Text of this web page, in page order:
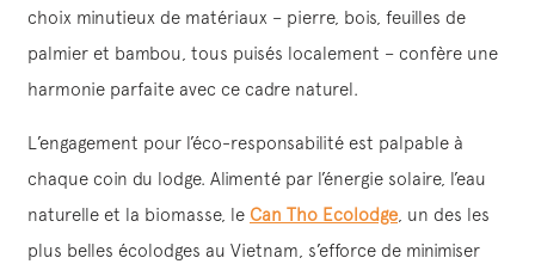
choix minutieux de matériaux – pierre, bois, feuilles de
palmier et bambou, tous puisés localement – confère une
harmonie parfaite avec ce cadre naturel.
L’engagement pour l’éco-responsabilité est palpable à
chaque coin du lodge. Alimenté par l’énergie solaire, l’eau
naturelle et la biomasse, le Can Tho Ecolodge, un des les
plus belles écolodges au Vietnam, s’efforce de minimiser